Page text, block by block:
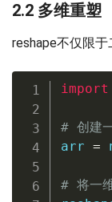
2.2 多维重塑
reshape不仅限于
import
# 创建
arr =
# 将一